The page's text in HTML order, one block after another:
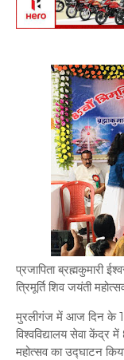
प्रजापिता ब्रह्मकुमारी
त्रिमूर्ति शिव जयंती
मुरलीगंज में आज दिन के
विश्वविद्यालय सेवा केंद्र
महोत्सव का उद्घाटन